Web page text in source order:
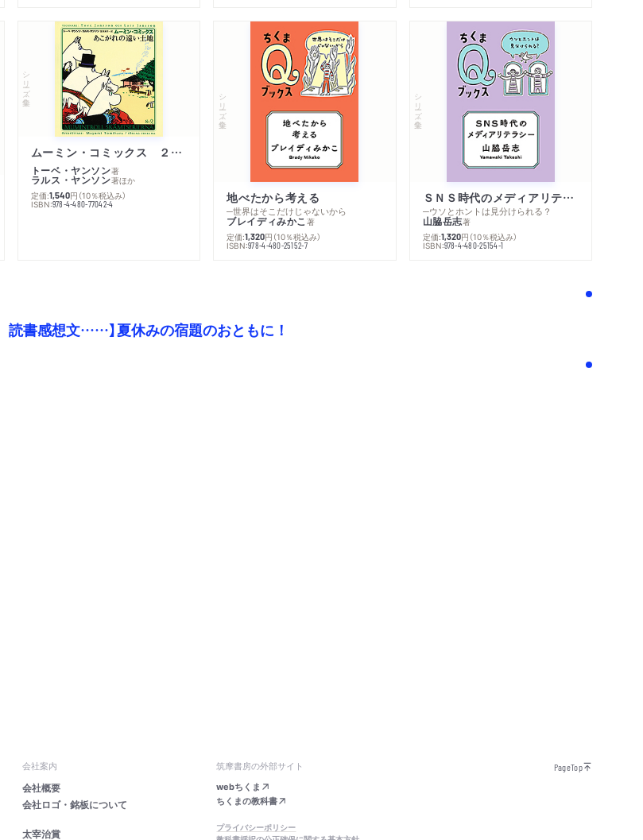
シリーズ・全集
ムーミン・コミックス ２ あこがれの遠い土地
トーベ・ヤンソン著
ラルス・ヤンソン著ほか
定価:1,540円 （10％税込み）
ISBN:978-4-480-77042-4
シリーズ・全集
地べたから考える
─世界はそこだけじゃないから
ブレイディみかこ著
定価:1,320円 （10％税込み）
ISBN:978-4-480-25152-7
シリーズ・全集
ＳＮＳ時代のメディアリテラシー
─ウソとホントは見分けられる？
山脇岳志著
定価:1,320円 （10％税込み）
ISBN:978-4-480-25154-1
読書感想文……】夏休みの宿題のおともに！
会社案内
会社概要
会社ロゴ・銘板について
太宰治賞
筑摩書房の外部サイト
webちくま
ちくまの教科書
プライバシーポリシー
PageTop